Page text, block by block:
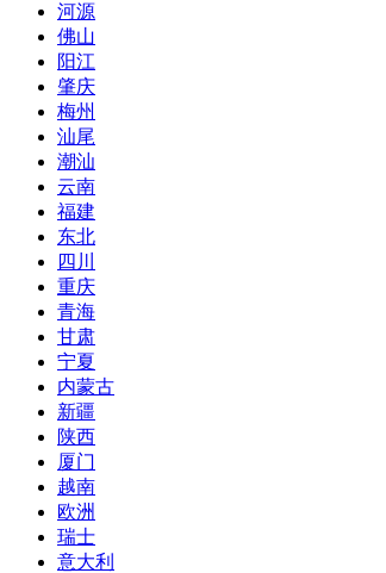
河源
佛山
阳江
肇庆
梅州
汕尾
潮汕
云南
福建
东北
四川
重庆
青海
甘肃
宁夏
内蒙古
新疆
陕西
厦门
越南
欧洲
瑞士
意大利